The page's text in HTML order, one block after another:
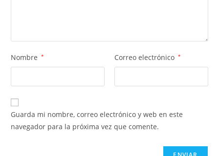
Nombre * Correo electrónico *
Guarda mi nombre, correo electrónico y web en este
navegador para la próxima vez que comente.